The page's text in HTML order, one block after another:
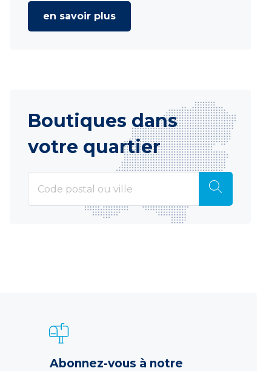
en savoir plus
Boutiques dans
votre quartier
Abonnez-vous à notre